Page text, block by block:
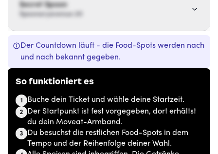
Secret Spoon
Spoonaryavenue 20
Der Countdown läuft - die Food-Spots werden nach
und nach bekannt gegeben.
So funktioniert es
1 Buche dein Ticket und wähle deine Startzeit.
2
Der Startpunkt ist fest vorgegeben, dort erhältst
du dein Moveat-Armband.
3
Du besuchst die restlichen Food-Spots in dem
Tempo und der Reihenfolge deiner Wahl.